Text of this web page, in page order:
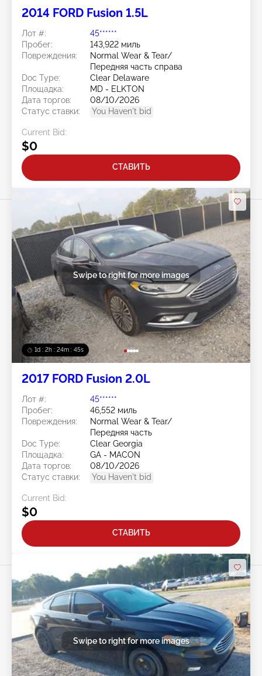
2014 FORD Fusion 1.5L
Лот #:
45******
Пробег:
143,922 миль
Повреждения:
Normal Wear & Tear/
Передняя часть справа
Doc Type:
Clear Delaware
Площадка:
MD - ELKTON
Дата торгов:
08/10/2026
Статус ставки:
You Haven't bid
Current Bid:
$0
СТАВИТЬ
1d : 2h : 24m : 42s
Swipe to right for more images
2017 FORD Fusion 2.0L
Лот #:
45******
Пробег:
46,552 миль
Повреждения:
Normal Wear & Tear/
Передняя часть
Doc Type:
Clear Georgia
Площадка:
GA - MACON
Дата торгов:
08/10/2026
Статус ставки:
You Haven't bid
Current Bid:
$0
СТАВИТЬ
Swipe to right for more images